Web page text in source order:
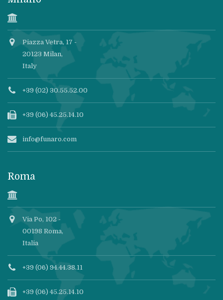
Piazza Vetra, 17 -
20123 Milan,
Italy
+39 (02) 30.55.52.00
+39 (06) 45.25.14.10
info@funaro.com
Roma
Via Po, 102 -
00198 Roma,
Italia
+39 (06) 94.44.38.11
+39 (06) 45.25.14.10